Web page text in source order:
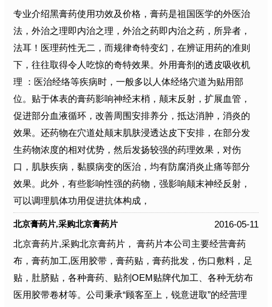
专业介绍黑膏药使用功效及价格，膏药是祖国医学的外医治
法，外治之理即内治之理，外治之药即内治之药，所异者，
法耳！医理药性无二，而规律奇特变幻，在辨证用药的准则
下，往往取得令人吃惊的奇特效果。外用膏剂的透皮吸收机
理 ：医治经络等疾病时，一般多以人体经络穴道为贴用部
位。贴于体表的膏药影响神经末梢，颠末反射，扩展血管，
促进部分血液循环，改善周围安排养分，抵达消肿，消炎的
效果。还药物在穴道处颠末肌肤浸透达皮下安排，在部分发
生药物浓度的相对优势，然后发扬较强的药理效果，对伤
口，肌肤疾病，黏膜病变的医治，均有防腐消炎止痛等部分
效果。此外，有些影响性强的药物，强影响颠末神经反射，
可以调理肌体功用促进抗体构成，
北京膏药片,采购北京膏药片
2016-05-11
北京膏药片,采购北京膏药片， 膏药片本公司主要经营膏药
布，膏药加工,医用胶带，膏药贴，膏药批发，伤口敷料，足
贴，肚脐贴，各种膏药、贴剂OEM贴牌代加工、各种无纺布
医用胶带卷材等。公司秉承“顾客至上，锐意进取”的经营理